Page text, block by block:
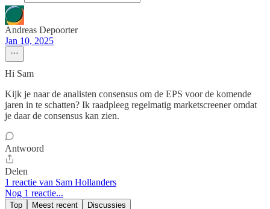
Andreas Depoorter
Jan 10, 2025
Hi Sam
Kijk je naar de analisten consensus om de EPS voor de komende
jaren in te schatten? Ik raadpleeg regelmatig marketscreener omdat
je daar de consensus kan zien.
Antwoord
Delen
1 reactie van Sam Hollanders
Nog 1 reactie...
Top Meest recent Discussies